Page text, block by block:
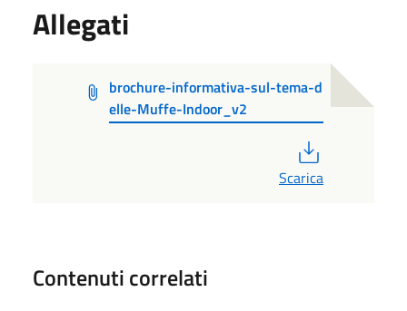
Allegati
brochure-informativa-sul-tema-d
elle-Muffe-Indoor_v2
Scarica
Contenuti correlati